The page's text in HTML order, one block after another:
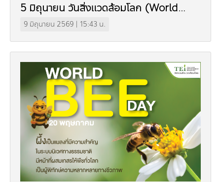
5 มิถุนายน วันสิ่งแวดล้อมโลก (World
Environment Day)
9 มิถุนายน 2569 | 15:43 น.